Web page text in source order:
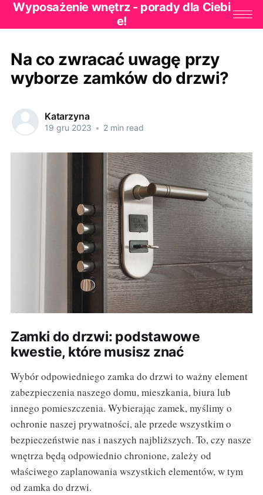
Wyposażenie wnętrz - porady dla Ciebi
e!
Na co zwracać uwagę przy
wyborze zamków do drzwi?
Katarzyna
19 gru 2023 • 2 min read
Zamki do drzwi: podstawowe
kwestie, które musisz znać
Wybór odpowiedniego zamka do drzwi to ważny element
zabezpieczenia naszego domu, mieszkania, biura lub
innego pomieszczenia. Wybierając zamek, myślimy o
ochronie naszej prywatności, ale przede wszystkim o
bezpieczeństwie nas i naszych najbliższych. To, czy nasze
wnętrza będą odpowiednio chronione, zależy od
właściwego zaplanowania wszystkich elementów, w tym
od zamka do drzwi.